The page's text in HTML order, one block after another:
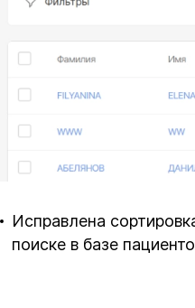
Исправлена
поиске в базе